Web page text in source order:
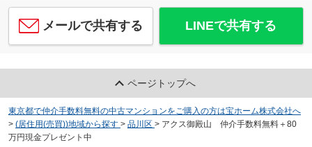
メールで共有する LINEで共有する
ページトップへ
東京都で仲介手数料無料の中古マンションをご購入の方は宝ホーム株式会社へ
> (居住用(売買))地域から探す > 品川区 > アクス御殿山 仲介手数料無料＋80
万円現金プレゼント中